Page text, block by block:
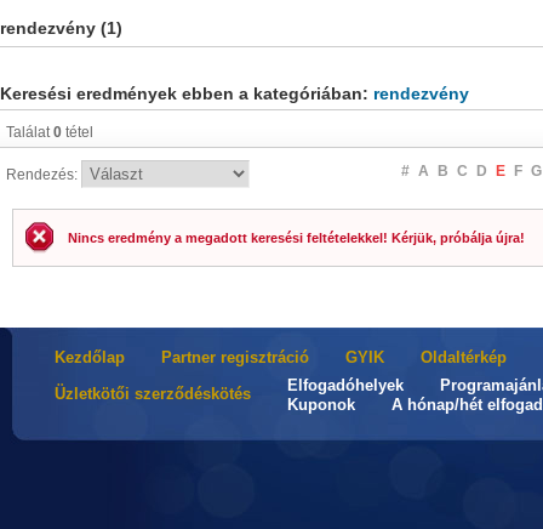
rendezvény (1)
Keresési eredmények ebben a kategóriában: rendezvény
Találat0 tétel
Rendezés: # A B C D E F G
Nincs eredmény a megadott keresési feltételekkel! Kérjük, próbálja újra!
Kezdőlap Partner regisztráció GYIK
Oldaltérkép
Üzletkötői szerződéskötés
Elfogadóhelyek
Kuponok
A hónap/hét